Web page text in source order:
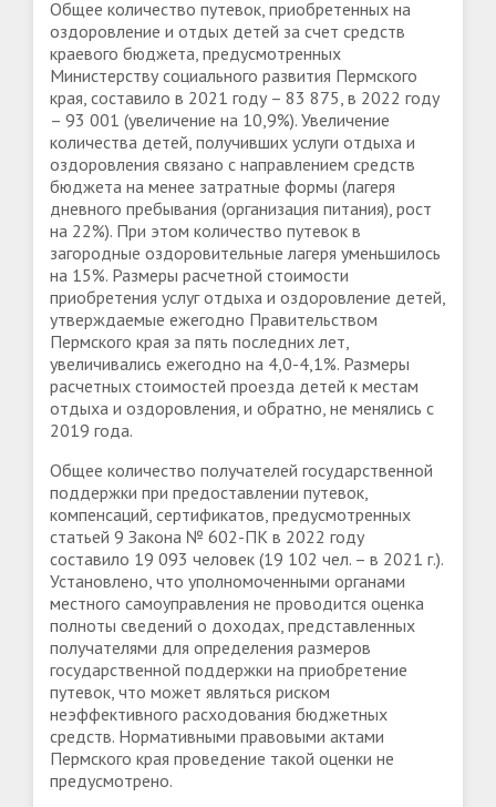
Общее количество путевок, приобретенных на
оздоровление и отдых детей за счет средств
краевого бюджета, предусмотренных
Министерству социального развития Пермского
края, составило в 2021 году – 83 875, в 2022 году
– 93 001 (увеличение на 10,9%). Увеличение
количества детей, получивших услуги отдыха и
оздоровления связано с направлением средств
бюджета на менее затратные формы (лагеря
дневного пребывания (организация питания), рост
на 22%). При этом количество путевок в
загородные оздоровительные лагеря уменьшилось
на 15%. Размеры расчетной стоимости
приобретения услуг отдыха и оздоровление детей,
утверждаемые ежегодно Правительством
Пермского края за пять последних лет,
увеличивались ежегодно на 4,0-4,1%. Размеры
расчетных стоимостей проезда детей к местам
отдыха и оздоровления, и обратно, не менялись с
2019 года.
Общее количество получателей государственной
поддержки при предоставлении путевок,
компенсаций, сертификатов, предусмотренных
статьей 9 Закона № 602-ПК в 2022 году
составило 19 093 человек (19 102 чел. – в 2021 г.).
Установлено, что уполномоченными органами
местного самоуправления не проводится оценка
полноты сведений о доходах, представленных
получателями для определения размеров
государственной поддержки на приобретение
путевок, что может являться риском
неэффективного расходования бюджетных
средств. Нормативными правовыми актами
Пермского края проведение такой оценки не
предусмотрено.